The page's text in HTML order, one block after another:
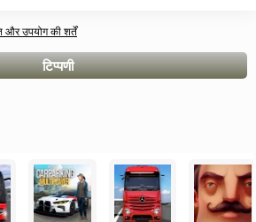
और उपयोग की शर्तें
टिप्पणी